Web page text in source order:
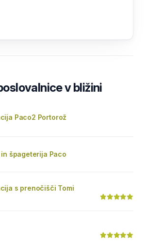
v bližini
Paco2 Portorož
špageterija Paco
s prenočišči Tomi